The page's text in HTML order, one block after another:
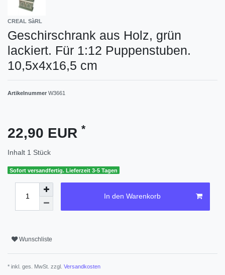
CREAL SàRL
Geschirschrank aus Holz, grün
lackiert. Für 1:12 Puppenstuben.
10,5x4x16,5 cm
Artikelnummer W3661
22,90 EUR *
Inhalt 1 Stück
Sofort versandfertig. Lieferzeit 3-5 Tagen
In den Warenkorb
Wunschliste
* inkl. ges. MwSt. zzgl. Versandkosten